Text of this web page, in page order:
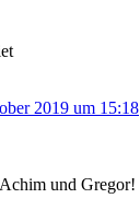
2019 um 15:18
und Gregor!